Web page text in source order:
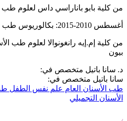
من كلية بابو باناراسي داس لعلوم طب
أغسطس 2010-2015: بكالوريوس طب وجراحة الأسنان
من كلية إم.إيه رانغونوالا لعلوم طب
بيون
د. سانا باتيل متخصص في:
سانا باتيل متخصص في:
طب الأسنان العام علم نفس الطفل
الأسنان التجميلي